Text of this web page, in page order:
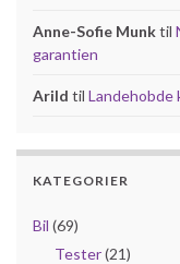
Anne-Sofie Munktil
garantien
Arild til
KATEGORIER
Bil (69)
Tester(21)